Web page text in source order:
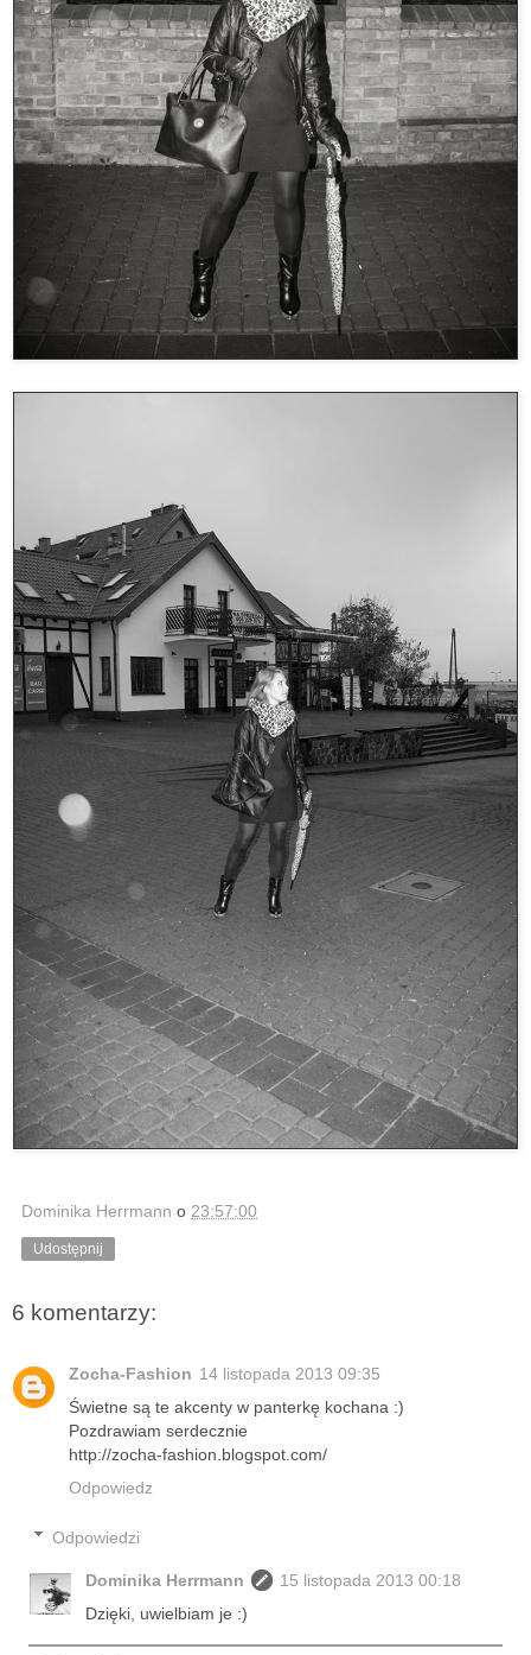
Dominika Herrmann o 23:57:00
Udostępnij
6 komentarzy:
Zocha-Fashion 14 listopada 2013 09:35
Świetne są te akcenty w panterkę kochana :)
Pozdrawiam serdecznie
http://zocha-fashion.blogspot.com/
Odpowiedz
Odpowiedzi
Dominika Herrmann
15 listopada 2013 00:18
Dzięki, uwielbiam je :)